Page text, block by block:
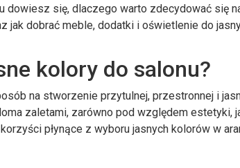
dowiesz się, dlaczego warto zdecydować się
jak dobrać meble, dodatki i oświetlenie do
kolory do salonu?
na stworzenie przytulnej, przestronnej i
zaletami, zarówno pod względem estetyki,
płynące z wyboru jasnych kolorów w